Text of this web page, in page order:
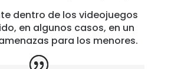
dentro de los videojuegos
en algunos casos, en un
para los menores.